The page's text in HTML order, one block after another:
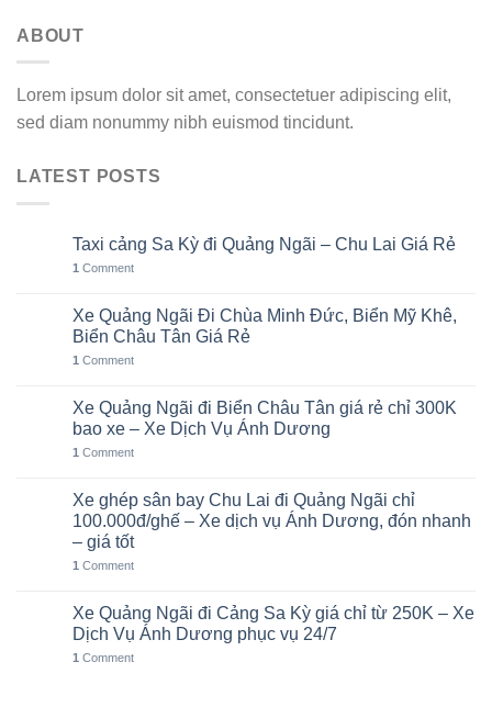
ABOUT
Lorem ipsum dolor sit amet, consectetuer adipiscing elit,
sed diam nonummy nibh euismod tincidunt.
LATEST POSTS
Taxi cảng Sa Kỳ đi Quảng Ngãi – Chu Lai Giá Rẻ
1 Comment
Xe Quảng Ngãi Đi Chùa Minh Đức, Biển Mỹ Khê,
Biển Châu Tân Giá Rẻ
1 Comment
Xe Quảng Ngãi đi Biển Châu Tân giá rẻ chỉ 300K
bao xe – Xe Dịch Vụ Ánh Dương
1 Comment
Xe ghép sân bay Chu Lai đi Quảng Ngãi chỉ
100.000đ/ghế – Xe dịch vụ Ánh Dương, đón nhanh
– giá tốt
1 Comment
Xe Quảng Ngãi đi Cảng Sa Kỳ giá chỉ từ 250K – Xe
Dịch Vụ Ánh Dương phục vụ 24/7
1 Comment